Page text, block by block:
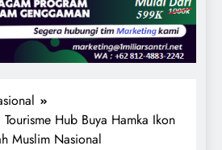
Hub Buya Hamka Ikon
Muslim Nasional